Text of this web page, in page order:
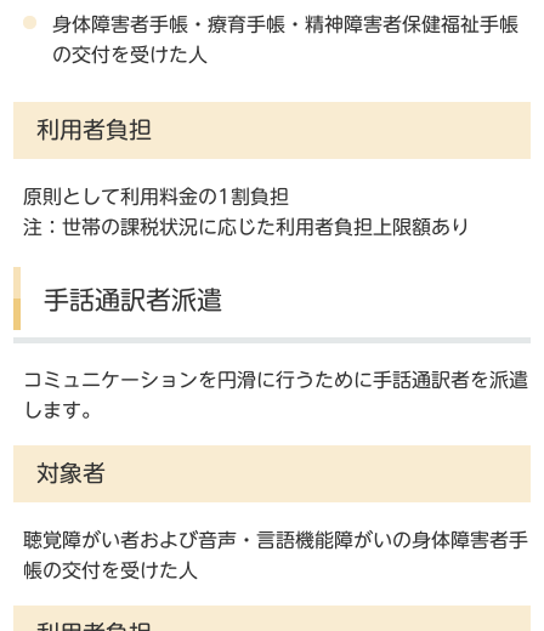
身体障害者手帳・療育手帳・精神障害者保健福祉手帳
の交付を受けた人
利用者負担
原則として利用料金の1割負担
注：世帯の課税状況に応じた利用者負担上限額あり
手話通訳者派遣
コミュニケーションを円滑に行うために手話通訳者を派遣
します。
対象者
聴覚障がい者および音声・言語機能障がいの身体障害者手
帳の交付を受けた人